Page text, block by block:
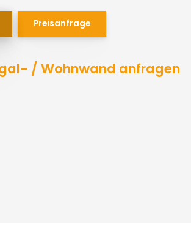
Preisanfrage
/ Wohnwand anfragen